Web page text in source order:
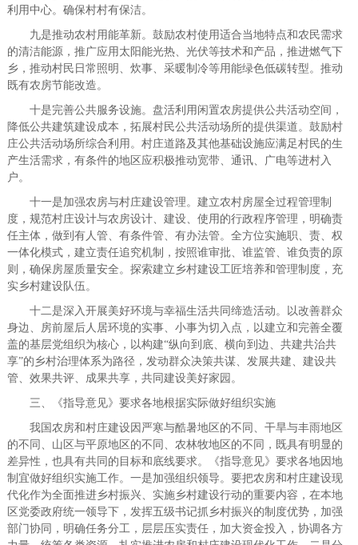
利用中心。确保村村有保洁。
九是推动农村用能革新。鼓励农村使用适合当地特点和农民需求
的清洁能源，推广应用太阳能光热、光伏等技术和产品，推进燃气下
乡，推动村民日常照明、炊事、采暖制冷等用能绿色低碳转型。推动
既有农房节能改造。
十是完善公共服务设施。盘活利用闲置农房提供公共活动空间，
降低公共建筑建设成本，拓展村民公共活动场所的提供渠道。鼓励村
庄公共活动场所综合利用。村庄道路及其他基础设施应满足村民的生
产生活需求，有条件的地区应积极推动宽带、通讯、广电等进村入
户。
十一是加强农房与村庄建设管理。建立农村房屋全过程管理制
度，规范村庄设计与农房设计、建设、使用的行政程序管理，明确责
任主体，做到有人管、有条件管、有办法管。全方位实施职、责、权
一体化模式，建立责任追究机制，按照谁审批、谁监管、谁负责的原
则，确保房屋质量安全。探索建立乡村建设工匠培养和管理制度，充
实乡村建设队伍。
十二是深入开展美好环境与幸福生活共同缔造活动。以改善群众
身边、房前屋后人居环境的实事、小事为切入点，以建立和完善全覆
盖的基层党组织为核心，以构建“纵向到底、横向到边、共建共治共
享”的乡村治理体系为路径，发动群众决策共谋、发展共建、建设共
管、效果共评、成果共享，共同建设美好家园。
三、《指导意见》要求各地根据实际做好组织实施
我国农房和村庄建设因严寒与酷暑地区的不同、干旱与丰雨地区
的不同、山区与平原地区的不同、农林牧地区的不同，既具有明显的
差异性，也具有共同的目标和底线要求。《指导意见》要求各地因地
制宜做好组织实施工作。一是加强组织领导。要把农房和村庄建设现
代化作为全面推进乡村振兴、实施乡村建设行动的重要内容，在本地
区党委政府统一领导下，发挥五级书记抓乡村振兴的制度优势，加强
部门协同，明确任务分工，层层压实责任，加大资金投入，协调各方